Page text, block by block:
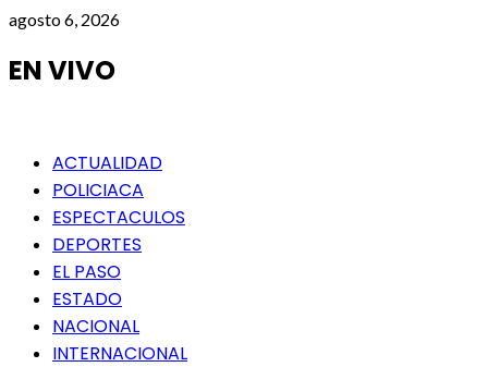
Saltar
contenido
agosto 6, 2026
EN VIVO
Menú
principal
ACTUALIDAD
POLICIACA
ESPECTACULOS
DEPORTES
EL PASO
ESTADO
NACIONAL
INTERNACIONAL